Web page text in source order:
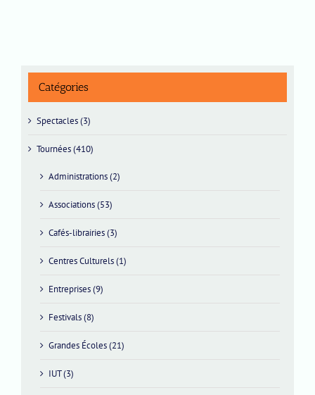
Catégories
Spectacles (3)
Tournées (410)
Administrations (2)
Associations (53)
Cafés-librairies (3)
Centres Culturels (1)
Entreprises (9)
Festivals (8)
Grandes Écoles (21)
IUT (3)